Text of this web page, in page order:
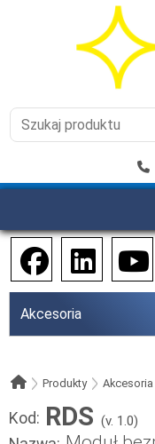
Akcesoria
Produkty Akcesoria
Kod: RDS (v. 1.0)